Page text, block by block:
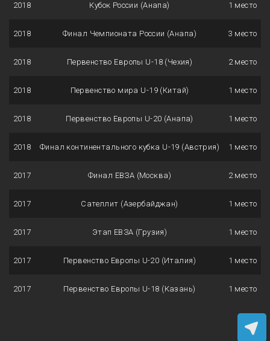
2018 Кубок России (Анапа) 1 место
2018 Финал Чемпионата России (Анапа) 3 место
2018 Первенство Европы U-18 (Чехия) 2 место
2018 Первенство мира U-19 (Китай) 1 место
2018 Первенство Европы U-20 (Анапа) 1 место
2018 Финал континентального кубка U-19 (Австрия) 1 место
2017 Финал ЕВЗА (Москва) 2 место
2017 Сателлит (Азербайджан) 1 место
2017 Этап ЕВЗА (Грузия) 1 место
2017 Первенство Европы U-20 (Италия) 1 место
2017 Первенство Европы U-18 (Казань) 1 место